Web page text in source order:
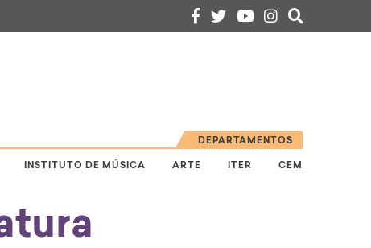
DEPARTAMENTOS
CEM
ITER
ARTE
INSTITUTO DE MÚSICA